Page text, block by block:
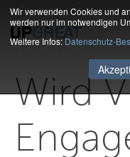
Wir verwenden Cookies und
werden nur im notwendigen
Weitere Infos:Datenschutz-
Wird